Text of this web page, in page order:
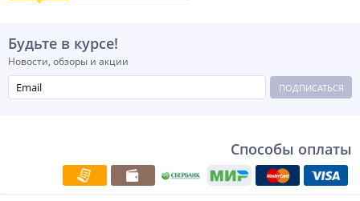
Будьте в курсе!
Новости, обзоры и акции
ПОДПИСАТЬСЯ
Способы оплаты